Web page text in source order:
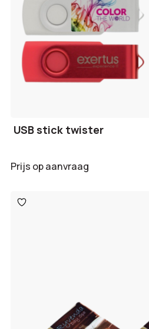
USB stick twister
Prijs op aanvraag
Toevoegen
aan